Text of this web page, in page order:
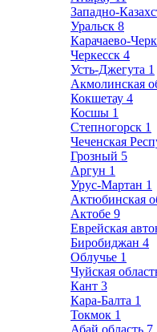
Западно-
Уральск 8
Карачаево-
Черкесск 4
Усть-Джегута 1
Акмолинская
Кокшетау 4
Косшы 1
Степногорск 1
Чеченская
Грозный 5
Аргун 1
Урус-Мартан 1
Актюбинская
Актобе 9
Еврейская
Биробиджан 4
Облучье 1
Чуйская
Кант 3
Кара-Балта 1
Токмок 1
Абай область 7